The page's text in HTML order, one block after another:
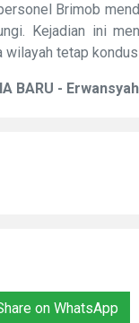
Brimob
Kejadian ini
wilayah tetap
BARU - Erwansyah
on WhatsApp